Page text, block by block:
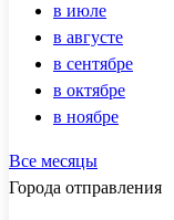
в июле
в августе
в сентябре
в октябре
в ноябре
Все месяцы
Города отправления